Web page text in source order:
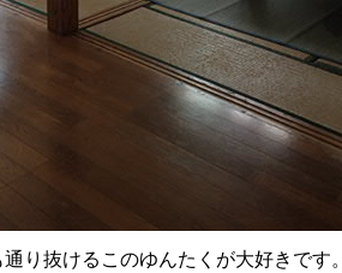
り抜けるこのゆんたくが大好きです。